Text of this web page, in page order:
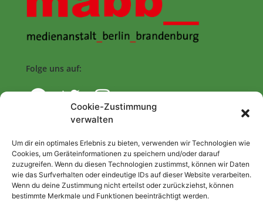
Cookie-Zustimmung
verwalten
Um dir ein optimales Erlebnis zu bieten, verwenden wir Technologien wie
Cookies, um Geräteinformationen zu speichern und/oder darauf
zuzugreifen. Wenn du diesen Technologien zustimmst, können wir Daten
wie das Surfverhalten oder eindeutige IDs auf dieser Website verarbeiten.
Wenn du deine Zustimmung nicht erteilst oder zurückziehst, können
bestimmte Merkmale und Funktionen beeinträchtigt werden.
Folge uns auf:
Start
Nutzungsbedingungen